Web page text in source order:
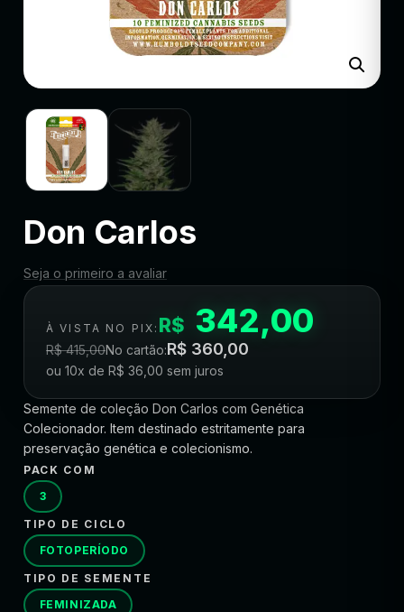
Don Carlos
Seja o primeiro a avaliar
À VISTA NO PIX: R$ 342,00
R$415,00No cartão:R$ 360,00
ou 10x de R$ 36,00 sem juros
Semente de coleção Don Carlos com Genética
Colecionador. Item destinado estritamente para
preservação genética e colecionismo.
PACK COM
3
TIPO DE CICLO
FOTOPERÍODO
TIPO DE SEMENTE
FEMINIZADA